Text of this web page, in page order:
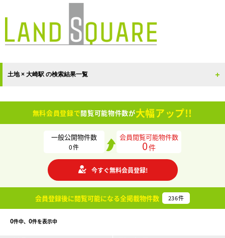
土地 × 大崎駅 の検索結果一覧
無料会員登録で閲覧可能物件数が大幅アップ!!
一般公開物件数
0件
会員閲覧可能物件数
0件
今すぐ無料会員登録!
会員登録後に閲覧可能になる全掲載物件数 236件
0件中、 0件を表示中